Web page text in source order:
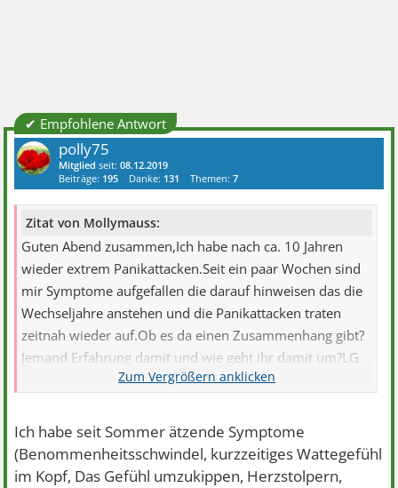
✔ Empfohlene Antwort
polly75
Mitglied seit:08.12.2019
Beiträge: 195 Danke: 131 Themen:7
Zitat von Mollymauss:
Guten Abend zusammen,Ich habe nach ca. 10 Jahren
wieder extrem Panikattacken.Seit ein paar Wochen sind
mir Symptome aufgefallen die darauf hinweisen das die
Wechseljahre anstehen und die Panikattacken traten
zeitnah wieder auf.Ob es da einen Zusammenhang gibt?
Jemand Erfahrung damit und wie geht ihr damit um?LG
Ich habe seit Sommer ätzende Symptome
(Benommenheitsschwindel, kurzzeitiges Wattegefühl
im Kopf, Das Gefühl umzukippen, Herzstolpern,